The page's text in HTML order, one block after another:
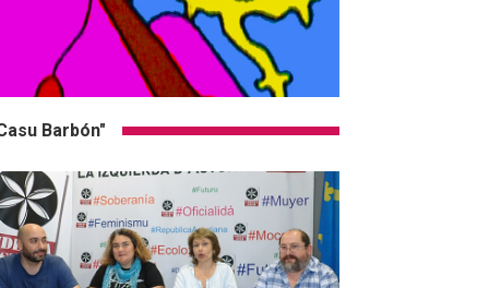
Barbón"